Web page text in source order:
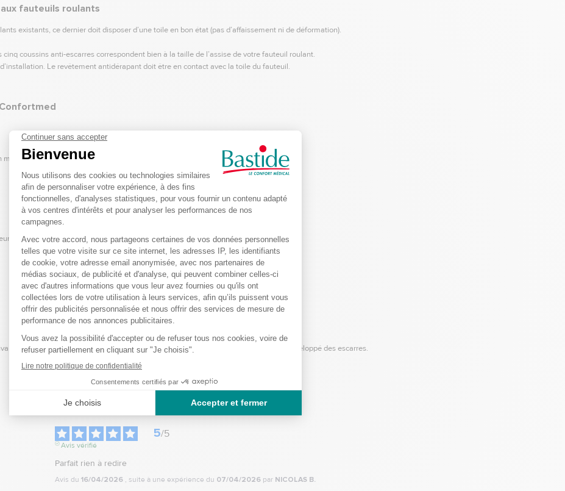
fauteuils roulants
existants, ce dernier doit disposer d’une toile en bon état (pas d’affaissement ni de déformation).
coussins anti-escarres correspondent bien à la taille de l’assise de votre fauteuil roulant.
Le revêtement antidérapant doit être en contact avec la toile du fauteuil.
main et son transport
tailles (largeur x Profondeur x Epaisseur | Poids) :
adapté aux personnes peu actives, ayant une mobilité réduite ou ayant déjà développé des escarres.
5/5
Avis vérifié
Parfait rien à redire
Avis du 16/04/2026 , suite à une expérience du 07/04/2026 par NICOLAS B.